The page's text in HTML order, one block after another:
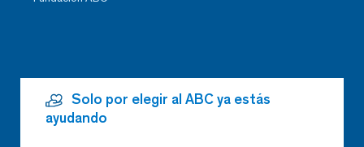
Solo por elegir al ABC ya estás
ayudando